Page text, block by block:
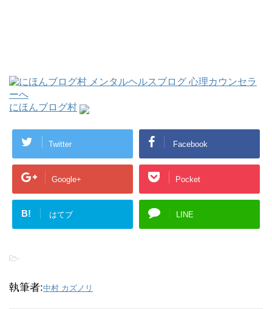
にほんブログ村
Twitter Facebook
Google+ Pocket
B! はてブ LINE
-
執筆者:中村 カズノリ